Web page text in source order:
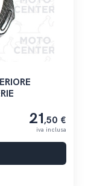
21,50 €
iva inclusa